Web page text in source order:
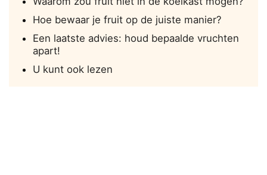
Hoe bewaar je fruit op de juiste manier?
Een laatste advies: houd bepaalde vruchten
apart!
U kunt ook lezen